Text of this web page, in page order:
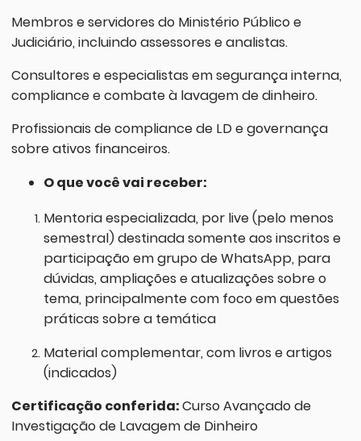
Membros e servidores do Ministério Público e
Judiciário, incluindo assessores e analistas.
Consultores e especialistas em segurança interna,
compliance e combate à lavagem de dinheiro.
Profissionais de compliance de LD e governança
sobre ativos financeiros.
O que você vai receber:
Mentoria especializada, por live (pelo menos
semestral) destinada somente aos inscritos e
participação em grupo de WhatsApp, para
dúvidas, ampliações e atualizações sobre o
tema, principalmente com foco em questões
práticas sobre a temática
Material complementar, com livros e artigos
(indicados)
Certificação conferida:Curso Avançado de
Investigação de Lavagem de Dinheiro